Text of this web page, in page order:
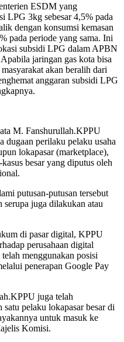
ESDM yang
LPG 3kg sebesar 4,5% pada
dengan konsumsi kemasan
pada periode yang sama. Ini
subsidi LPG dalam APBN
jaringan gas kota bisa
akan beralih dari
anggaran subsidi LPG
M. Fanshurullah.KPPU
dugaan perilaku pelaku usaha
lokapasar (marketplace),
besar yang diputus oleh
putusan-putusan tersebut
serupa juga dilakukan atau
di pasar digital, KPPU
perusahaan digital
menggunakan posisi
penerapan Google Pay
juga telah
pelaku lokapasar besar di
untuk masuk ke
Komisi.